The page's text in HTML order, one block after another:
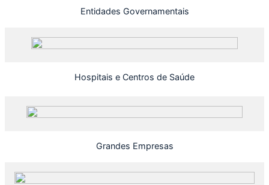
Entidades Governamentais
Hospitais e Centros de Saúde
Grandes Empresas